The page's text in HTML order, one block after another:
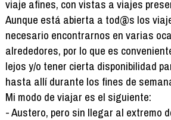
viaje afines, con vistas a viajes
Aunque está abierta a tod@s los
necesario encontrarnos en varias
alrededores, por lo que es
lejos y/o tener cierta disponibilidad
hasta allí durante los fines de
Mi modo de viajar es el siguiente:
- Austero, pero sin llegar al extremo